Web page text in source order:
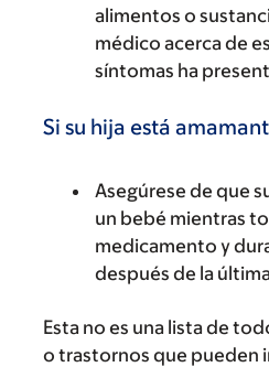
alimentos o
médico acerca de
síntomas ha
Si su hija está
Asegúrese de que
un bebé mientras
medicamento y
después de la
Esta no es una lista de
o trastornos que pueden